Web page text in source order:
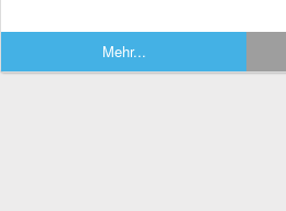
Mehr...